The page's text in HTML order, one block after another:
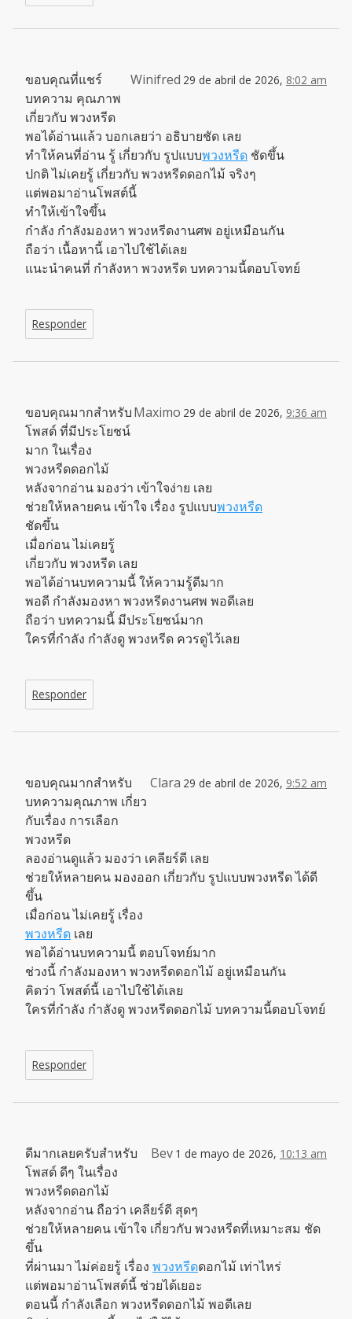
Winifred 29 de abril de 2026, 8:02 am
ขอบคุณที่แชร์
บทความ คุณภาพ
เกี่ยวกับ พวงหรีด
พอได้อ่านแล้ว บอกเลยว่า อธิบายชัด เลย
ทำให้คนที่อ่าน รู้ เกี่ยวกับ รูปแบบพวงหรีด ชัดขึ้น
ปกติ ไม่เคยรู้ เกี่ยวกับ พวงหรีดดอกไม้ จริงๆ
แต่พอมาอ่านโพสต์นี้
ทำให้เข้าใจขึ้น
กำลัง กำลังมองหา พวงหรีดงานศพ อยู่เหมือนกัน
ถือว่า เนื้อหานี้ เอาไปใช้ได้เลย
แนะนำคนที่ กำลังหา พวงหรีด บทความนี้ตอบโจทย์
Responder
Maximo 29 de abril de 2026, 9:36 am
ขอบคุณมากสำหรับ
โพสต์ ที่มีประโยชน์
มาก ในเรื่อง
พวงหรีดดอกไม้
หลังจากอ่าน มองว่า เข้าใจง่าย เลย
ช่วยให้หลายคน เข้าใจ เรื่อง รูปแบบพวงหรีด
ชัดขึ้น
เมื่อก่อน ไม่เคยรู้
เกี่ยวกับ พวงหรีด เลย
พอได้อ่านบทความนี้ ให้ความรู้ดีมาก
พอดี กำลังมองหา พวงหรีดงานศพ พอดีเลย
ถือว่า บทความนี้ มีประโยชน์มาก
ใครที่กำลัง กำลังดู พวงหรีด ควรดูไว้เลย
Responder
Clara 29 de abril de 2026, 9:52 am
ขอบคุณมากสำหรับ
บทความคุณภาพ เกี่ยว
กับเรื่อง การเลือก
พวงหรีด
ลองอ่านดูแล้ว มองว่า เคลียร์ดี เลย
ช่วยให้หลายคน มองออก เกี่ยวกับ รูปแบบพวงหรีด ได้ดี
ขึ้น
เมื่อก่อน ไม่เคยรู้ เรื่อง
พวงหรีด เลย
พอได้อ่านบทความนี้ ตอบโจทย์มาก
ช่วงนี้ กำลังมองหา พวงหรีดดอกไม้ อยู่เหมือนกัน
คิดว่า โพสต์นี้ เอาไปใช้ได้เลย
ใครที่กำลัง กำลังดู พวงหรีดดอกไม้ บทความนี้ตอบโจทย์
Responder
Bev 1 de mayo de 2026, 10:13 am
ดีมากเลยครับสำหรับ
โพสต์ ดีๆ ในเรื่อง
พวงหรีดดอกไม้
หลังจากอ่าน ถือว่า เคลียร์ดี สุดๆ
ช่วยให้หลายคน เข้าใจ เกี่ยวกับ พวงหรีดที่เหมาะสม ชัด
ขึ้น
ที่ผ่านมา ไม่ค่อยรู้ เรื่อง พวงหรีดดอกไม้ เท่าไหร่
แต่พอมาอ่านโพสต์นี้ ช่วยได้เยอะ
ตอนนี้ กำลังเลือก พวงหรีดดอกไม้ พอดีเลย